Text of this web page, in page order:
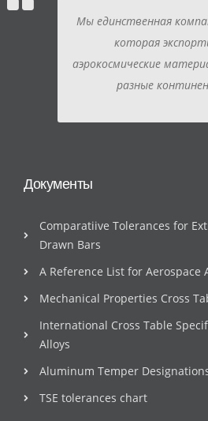
Мы единственная
которая
аэрокосмические
разные
Документы
Comparatiive Tolerances for
Drawn Bars
A Reference List for Aerospace
Mechanical Properties Cross
International Cross Table
Alloys
Aluminum Temper
TSE tolerances chart